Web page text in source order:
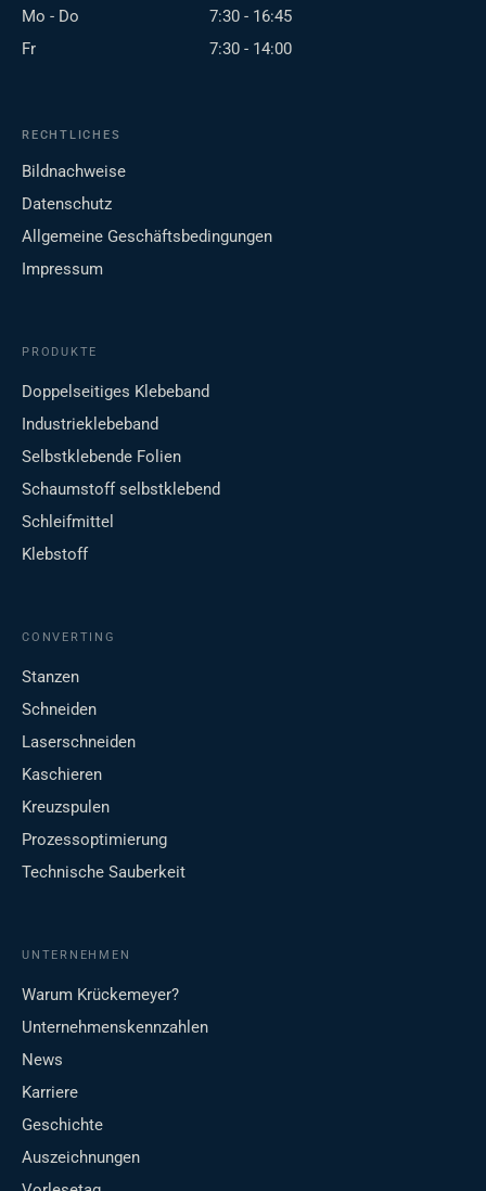
Mo - Do
7:30 - 16:45
Fr
7:30 - 14:00
RECHTLICHES
Bildnachweise
Datenschutz
Allgemeine Geschäftsbedingungen
Impressum
PRODUKTE
Doppelseitiges Klebeband
Industrieklebeband
Selbstklebende Folien
Schaumstoff selbstklebend
Schleifmittel
Klebstoff
CONVERTING
Stanzen
Schneiden
Laserschneiden
Kaschieren
Kreuzspulen
Prozessoptimierung
Technische Sauberkeit
UNTERNEHMEN
Warum Krückemeyer?
Unternehmenskennzahlen
News
Karriere
Geschichte
Auszeichnungen